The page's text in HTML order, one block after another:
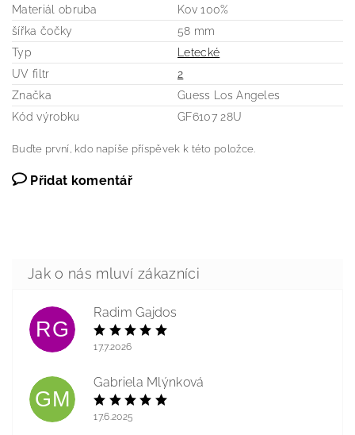
Materiál obruba
Kov 100%
šířka čočky
58 mm
Typ
Letecké
UV filtr
2
Značka
Guess Los Angeles
Kód výrobku
GF6107 28U
Buďte první, kdo napíše příspěvek k této položce.
Přidat komentář
RG
Radim Gajdos
17.7.2026
GM
Gabriela Mlýnková
17.6.2025